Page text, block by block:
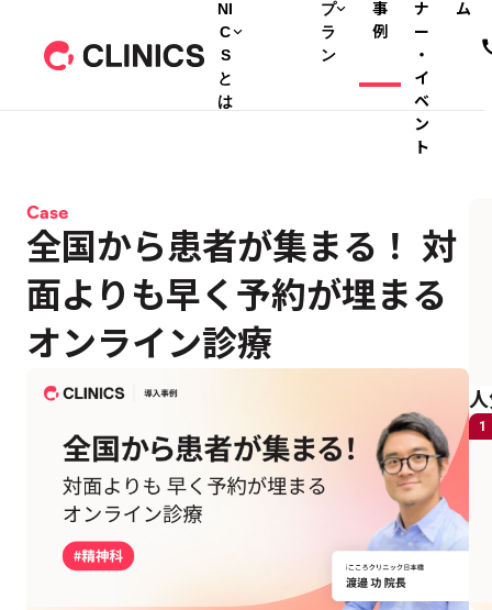
NI
C
S
と
は
プ
ラ
ン
事
例
ナ
ー
・
イ
ベ
ン
ト
ム
Case
全国から患者が集まる！ 対
面よりも早く予約が埋まる
オンライン診療
1